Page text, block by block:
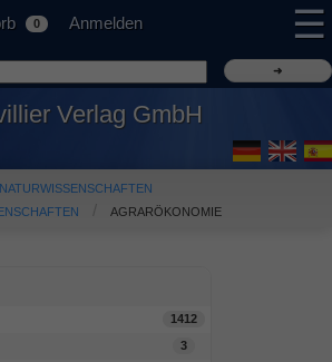
0 Anmelden ☰
Verlag GmbH
NATURWISSENSCHAFTEN
AGRARÖKONOMIE
1412
3